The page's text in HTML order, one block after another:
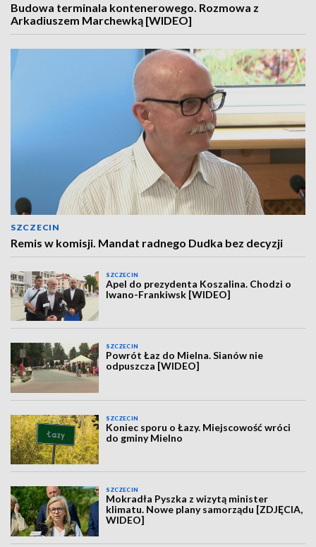
Budowa terminala kontenerowego. Rozmowa z
Arkadiuszem Marchewką [WIDEO]
SZCZECIN
Remis w komisji. Mandat radnego Dudka bez decyzji
SZCZECIN
Apel do prezydenta Koszalina. Chodzi o
Iwano-Frankiwsk [WIDEO]
SZCZECIN
Powrót Łaz do Mielna. Sianów nie
odpuszcza [WIDEO]
SZCZECIN
Koniec sporu o Łazy. Miejscowość wróci
do gminy Mielno
SZCZECIN
Mokradła Pyszka z wizytą minister
klimatu. Nowe plany samorządu [ZDJĘCIA,
WIDEO]